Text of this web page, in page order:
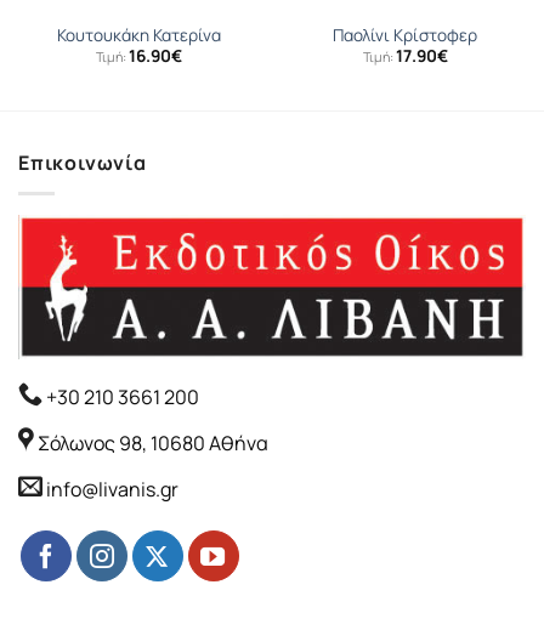
Κουτουκάκη Κατερίνα
Τιμή: 16.90€
Παολίνι Κρίστοφερ
Τιμή: 17.90€
Επικοινωνία
+30 210 3661 200
Σόλωνος 98, 10680 Αθήνα
info@livanis.gr